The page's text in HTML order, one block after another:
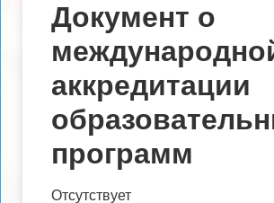
Документ о
аккредитации
программ
Отсутствует